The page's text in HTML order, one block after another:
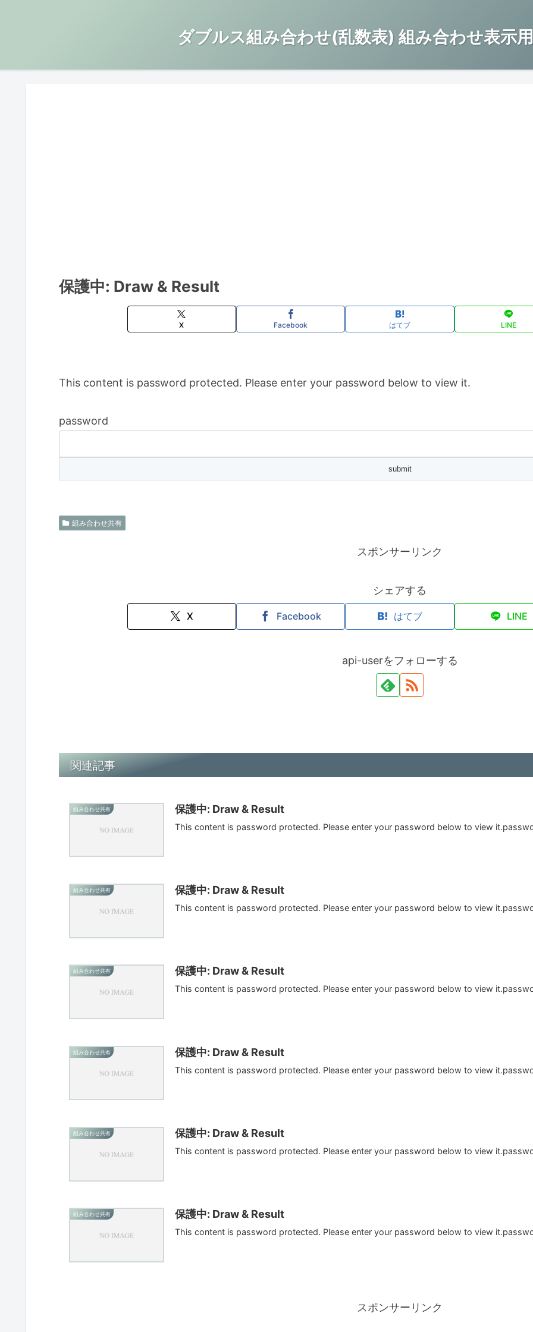
ダブルス組み合わせ(乱数表) 組み合わせ表示
保護中: Draw & Result
X Facebook はてブ LINE
This content is password protected. Please enter your password below to view it.
password
組み合わせ共有
スポンサーリンク
シェアする
X Facebook はてブ LINE
api-userをフォローする
関連記事
組み合わせ共有 保護中: Draw & Result
This content is password protected. Please enter your password below to view
組み合わせ共有 保護中: Draw & Result
This content is password protected. Please enter your password below to view
組み合わせ共有 保護中: Draw & Result
This content is password protected. Please enter your password below to view
組み合わせ共有 保護中: Draw & Result
This content is password protected. Please enter your password below to view
組み合わせ共有 保護中: Draw & Result
This content is password protected. Please enter your password below to view
組み合わせ共有 保護中: Draw & Result
This content is password protected. Please enter your password below to view
スポンサーリンク